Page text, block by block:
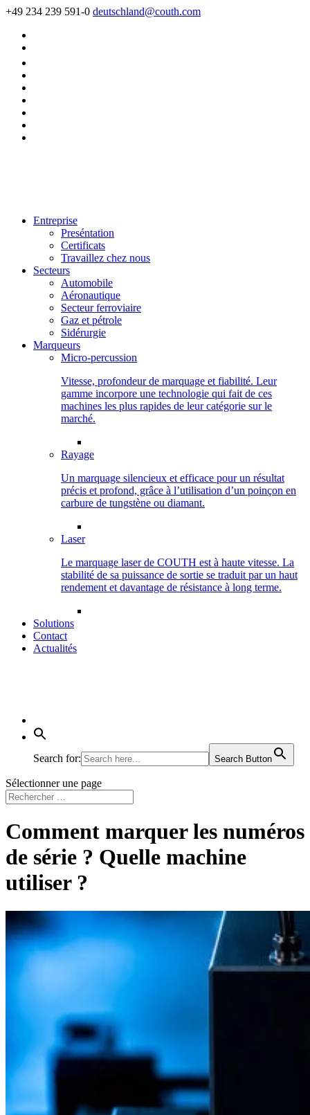
+49 234 239 591-0 deutschland@couth.com
Entreprise
Preséntation
Certificats
Travaillez chez nous
Secteurs
Automobile
Aéronautique
Secteur ferroviaire
Gaz et pétrole
Sidérurgie
Marqueurs
Micro-percussion
Vitesse, profondeur de marquage et fiabilité. Leur
gamme incorpore une technologie qui fait de ces
machines les plus rapides de leur catégorie sur le
marché.
Rayage
Un marquage silencieux et efficace pour un résultat
précis et profond, grâce à l’utilisation d’un poinçon en
carbure de tungstène ou diamant.
Laser
Le marquage laser de COUTH est à haute vitesse. La
stabilité de sa puissance de sortie se traduit par un haut
rendement et davantage de résistance à long terme.
Solutions
Contact
Actualités
Search for: Search Button
Sélectionner une page
Comment marquer les numéros
de série ? Quelle machine
utiliser ?